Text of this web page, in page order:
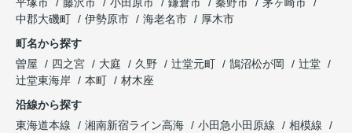
平塚市
藤沢市 小田原市 鎌倉市 秦野市
茅ヶ崎市
中郡大磯町
伊勢原市 海老名市
厚木市
町名から探す
曽屋
四之宮 大庭 久野 辻堂元町 鵠沼松が岡
辻堂
辻堂東海岸
本町
材木座
沿線から探す
東海道本線
湘南新宿ライン高海 小田急小田原線
相模線